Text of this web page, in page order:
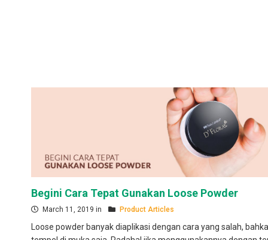
Begini Cara Tepat Gunakan Loose Powder
March 11, 2019 in Product Articles
Loose powder banyak diaplikasi dengan cara yang salah,